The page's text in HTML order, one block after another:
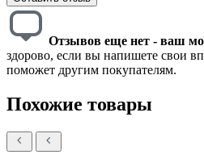
Отзывов еще нет - ваш
здорово, если вы напишете свои
поможет другим покупателям.
Похожие товары